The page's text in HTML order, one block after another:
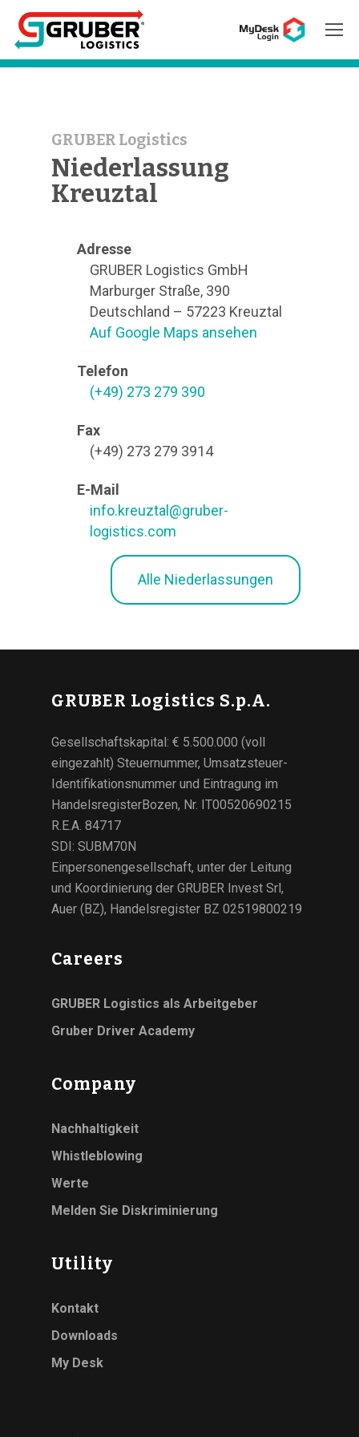
GRUBER Logistics
Niederlassung
Kreuztal
Adresse
GRUBER Logistics GmbH
Marburger Straße, 390
Deutschland – 57223 Kreuztal
Auf Google Maps ansehen
Telefon
(+49) 273 279 390
Fax
(+49) 273 279 3914
E-Mail
info.kreuztal@gruber-
logistics.com
Alle Niederlassungen
GRUBER Logistics S.p.A.
Gesellschaftskapital: € 5.500.000 (voll
eingezahlt) Steuernummer, Umsatzsteuer-
Identifikationsnummer und Eintragung im
HandelsregisterBozen, Nr. IT00520690215
R.E.A. 84717
SDI: SUBM70N
Einpersonengesellschaft, unter der Leitung
und Koordinierung der GRUBER Invest Srl,
Auer (BZ), Handelsregister BZ 02519800219
Careers
GRUBER Logistics als Arbeitgeber
Gruber Driver Academy
Company
Nachhaltigkeit
Whistleblowing
Werte
Melden Sie Diskriminierung
Utility
Kontakt
Downloads
My Desk